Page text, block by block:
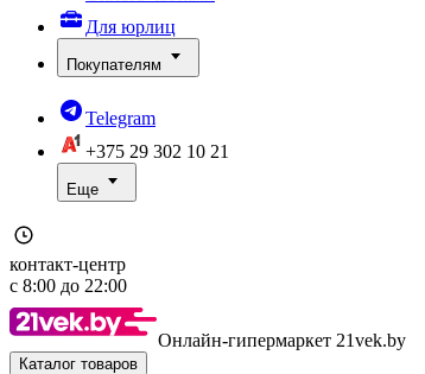
Для юрлиц
Покупателям
Telegram
+375 29 302 10 21
Еще
контакт-центр
с 8:00 до 22:00
Онлайн-гипермаркет 21vek.by
Каталог товаров